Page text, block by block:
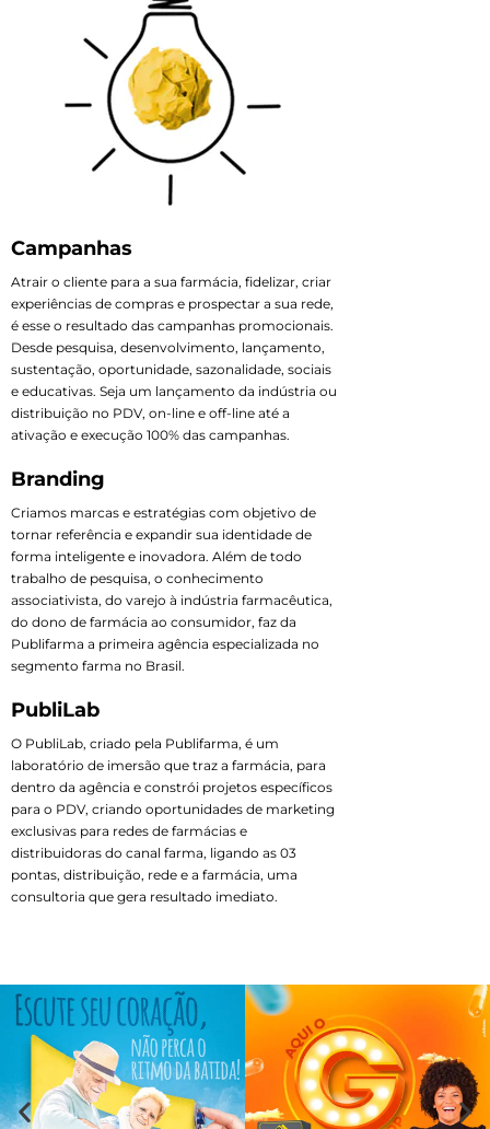
Campanhas
Atrair o cliente para a sua farmácia, fidelizar, criar
experiências de compras e prospectar a sua rede,
é esse o resultado das campanhas promocionais.
Desde pesquisa, desenvolvimento, lançamento,
sustentação, oportunidade, sazonalidade, sociais
e educativas. Seja um lançamento da indústria ou
distribuição no PDV, on-line e off-line até a
ativação e execução 100% das campanhas.
Branding
Criamos marcas e estratégias com objetivo de
tornar referência e expandir sua identidade de
forma inteligente e inovadora. Além de todo
trabalho de pesquisa, o conhecimento
associativista, do varejo à indústria farmacêutica,
do dono de farmácia ao consumidor, faz da
Publifarma a primeira agência especializada no
segmento farma no Brasil.
PubliLab
O PubliLab, criado pela Publifarma, é um
laboratório de imersão que traz a farmácia, para
dentro da agência e constrói projetos específicos
para o PDV, criando oportunidades de marketing
exclusivas para redes de farmácias e
distribuidoras do canal farma, ligando as 03
pontas, distribuição, rede e a farmácia, uma
consultoria que gera resultado imediato.